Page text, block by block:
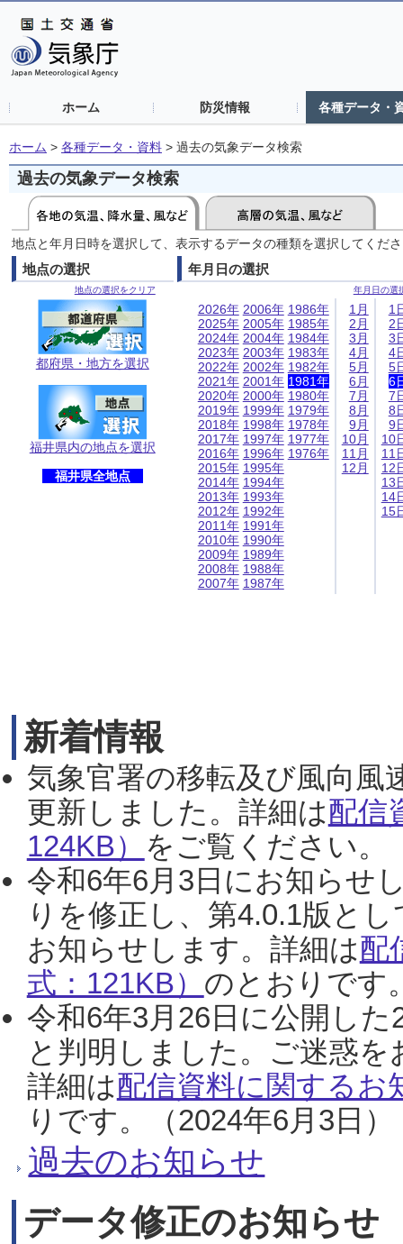
ホーム 防災情報 各種データ・
ホーム > 各種データ・資料 > 過去の気象データ検索
過去の気象データ検索
地点と年月日時を選択して、表示するデータの種類を選択してくだ
地点の選択
地点の選択をクリア
都府県・地方を選択
福井県内の地点を選択
福井県全地点
年月日の選択
年月日の選
2026年
2025年
2024年
2023年
2022年
2021年
2020年
2019年
2018年
2017年
2016年
2015年
2014年
2013年
2012年
2011年
2010年
2009年
2008年
2007年
2006年
2005年
2004年
2003年
2002年
2001年
2000年
1999年
1998年
1997年
1996年
1995年
1994年
1993年
1992年
1991年
1990年
1989年
1988年
1987年
1986年
1985年
1984年
1983年
1982年
1981年
1980年
1979年
1978年
1977年
1976年
1月
2月
3月
4月
5月
6月
7月
8月
9月
10月
11月
12月
1
2
3
4
5
6
7
8
9
10
11
12
13
14
15
新着情報
気象官署の移転及び風向風
更新しました。詳細は配信
124KB） をご覧ください。
令和6年6月3日にお知らせ
りを修正し、第4.0.1版と
お知らせします。詳細は配
式：121KB） のとおりです
令和6年3月26日に公開し
と判明しました。ご迷惑
詳細は配信資料に関するお
りです。（2024年6月3日）
過去のお知らせ
データ修正のお知らせ